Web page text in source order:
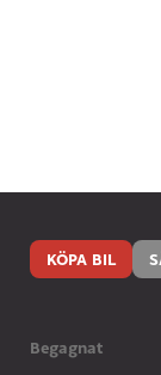
Begagnat
KÖPA BIL